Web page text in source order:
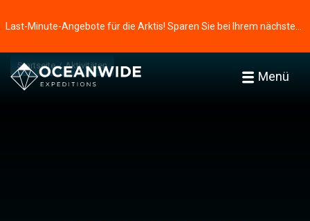
Menü
Startseite Aktivitäten